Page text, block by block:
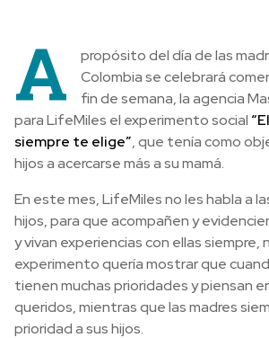
A
propósito del día de las
Colombia se celebrará
fin de semana, la agencia
para LifeMiles el experimento social
siempre te elige”, que tenía como
hijos a acercarse más a su mamá.
En este mes, LifeMiles no les habla a
hijos, para que acompañen y
y vivan experiencias con ellas siempre,
experimento quería mostrar que
tienen muchas prioridades y piensan
queridos, mientras que las madres
prioridad a sus hijos.